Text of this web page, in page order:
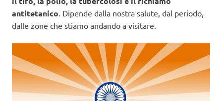
antitetanico . Dipende dalla nostra salute, dal periodo,
dalle zone che stiamo andando a visitare.